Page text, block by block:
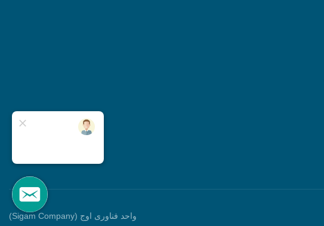
واحد فناوری اوج (Sigam Company)